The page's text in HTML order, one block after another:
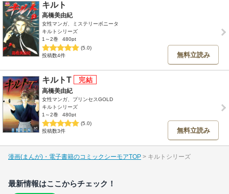
キルト
高橋美由紀
女性マンガ、ミステリーボニータ
キルトシリーズ
1～2巻
480pt
(5.0)
投稿数4件
無料立読み
キルトT
高橋美由紀
女性マンガ、プリンセスGOLD
キルトシリーズ
1～2巻
480pt
(5.0)
投稿数3件
無料立読み
漫画(まんが)・電子書籍のコミックシーモアTOP キルトシリーズ
最新情報はここからチェック！